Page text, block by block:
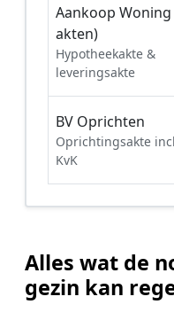
Aankoop Woning
akten)
Hypotheekakte &
leveringsakte
BV Oprichten
Oprichtingsakte
KvK
Alles wat de
gezin kan